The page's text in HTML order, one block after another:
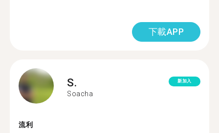
下載APP
S.
Soacha
新加入
流利